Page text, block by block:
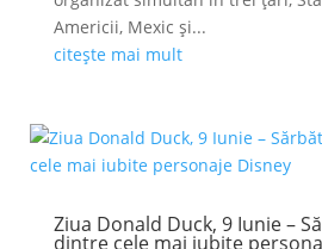
Americii, Mexic și...
citește mai mult
Ziua Donald Duck, 9 Iunie –
dintre cele mai iubite